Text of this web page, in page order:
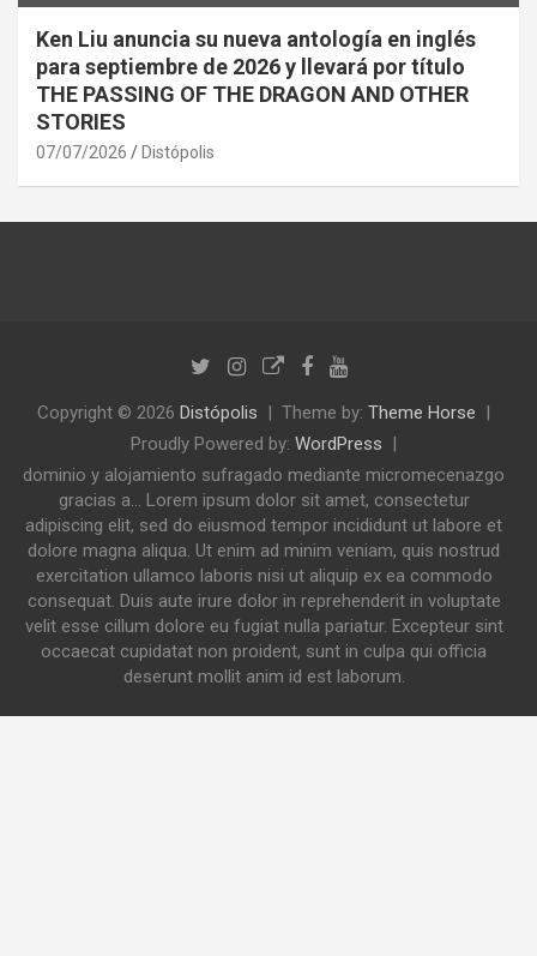
Ken Liu anuncia su nueva antología en inglés
para septiembre de 2026 y llevará por título
THE PASSING OF THE DRAGON AND OTHER
STORIES
07/07/2026 Distópolis
Copyright © 2026 Distópolis Theme by: Theme Horse
Proudly Powered by: WordPress
dominio y alojamiento sufragado mediante micromecenazgo
gracias a... Lorem ipsum dolor sit amet, consectetur
adipiscing elit, sed do eiusmod tempor incididunt ut labore et
dolore magna aliqua. Ut enim ad minim veniam, quis nostrud
exercitation ullamco laboris nisi ut aliquip ex ea commodo
consequat. Duis aute irure dolor in reprehenderit in voluptate
velit esse cillum dolore eu fugiat nulla pariatur. Excepteur sint
occaecat cupidatat non proident, sunt in culpa qui officia
deserunt mollit anim id est laborum.